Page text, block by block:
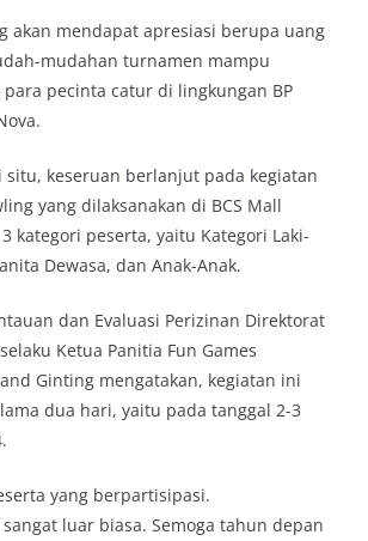
akan mendapat apresiasi berupa uang
mudahan turnamen mampu
pecinta catur di lingkungan BP
situ, keseruan berlanjut pada kegiatan
yang dilaksanakan di BCS Mall
kategori peserta, yaitu Kategori Laki-
Dewasa, dan Anak-Anak.
dan Evaluasi Perizinan Direktorat
selaku Ketua Panitia Fun Games
Ginting mengatakan, kegiatan ini
dua hari, yaitu pada tanggal 2-3
yang berpartisipasi.
luar biasa. Semoga tahun depan